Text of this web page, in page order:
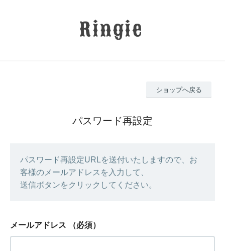
ショップへ戻る
パスワード再設定
パスワード再設定URLを送付いたしますので、お
客様のメールアドレスを入力して、
送信ボタンをクリックしてください。
メールアドレス （必須）